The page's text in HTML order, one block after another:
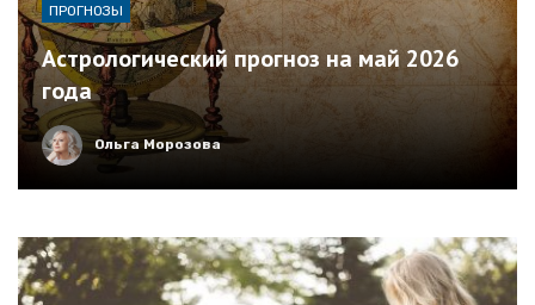
ПРОГНОЗЫ
Астрологический прогноз на май 2026
года
Ольга Морозова